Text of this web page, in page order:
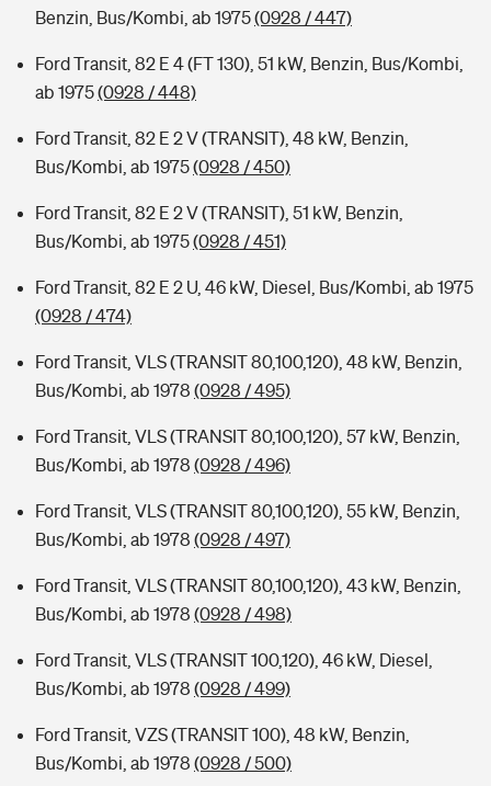
Benzin, Bus/Kombi, ab 1975(0928 / 447)
Ford Transit, 82 E 4 (FT 130), 51 kW, Benzin, Bus/Kombi,
ab 1975(0928 / 448)
Ford Transit, 82 E 2 V (TRANSIT), 48 kW, Benzin,
Bus/Kombi, ab 1975(0928 / 450)
Ford Transit, 82 E 2 V (TRANSIT), 51 kW, Benzin,
Bus/Kombi, ab 1975(0928 / 451)
Ford Transit, 82 E 2 U, 46 kW, Diesel, Bus/Kombi, ab 1975
(0928 / 474)
Ford Transit, VLS (TRANSIT 80,100,120), 48 kW, Benzin,
Bus/Kombi, ab 1978 (0928 / 495)
Ford Transit, VLS (TRANSIT 80,100,120), 57 kW, Benzin,
Bus/Kombi, ab 1978 (0928 / 496)
Ford Transit, VLS (TRANSIT 80,100,120), 55 kW, Benzin,
Bus/Kombi, ab 1978 (0928 / 497)
Ford Transit, VLS (TRANSIT 80,100,120), 43 kW, Benzin,
Bus/Kombi, ab 1978 (0928 / 498)
Ford Transit, VLS (TRANSIT 100,120), 46 kW, Diesel,
Bus/Kombi, ab 1978 (0928 / 499)
Ford Transit, VZS (TRANSIT 100), 48 kW, Benzin,
Bus/Kombi, ab 1978 (0928 / 500)